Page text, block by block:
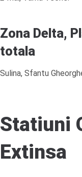
Zona Delta,
totala
Sulina, Sfantu
Statiuni
Extinsa